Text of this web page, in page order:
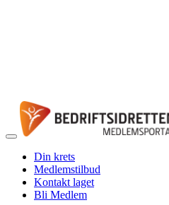
Veksle
navigasjonDin krets
Medlemstilbud
Kontakt laget
Bli Medlem